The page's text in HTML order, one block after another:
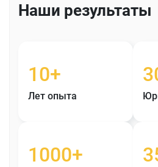
Наши результаты
10+
Лет опыта
1000+